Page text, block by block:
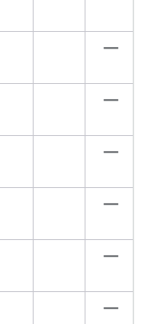
—
—
—
—
—
—